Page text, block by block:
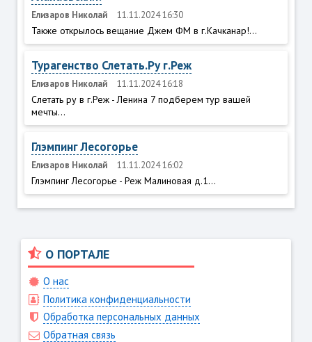
Елизаров Николай 11.11.2024 16:30
Также открылось вещание Джем ФМ в г.Качканар!...
Турагенство Слетать.Ру г.Реж
Елизаров Николай 11.11.2024 16:18
Слетать ру в г.Реж - Ленина 7 подберем тур вашей
мечты...
Глэмпинг Лесогорье
Елизаров Николай 11.11.2024 16:02
Глэмпинг Лесогорье - Реж Малиновая д.1...
О ПОРТАЛЕ
О нас
Политика конфиденциальности
Обработка персональных данных
Обратная связь